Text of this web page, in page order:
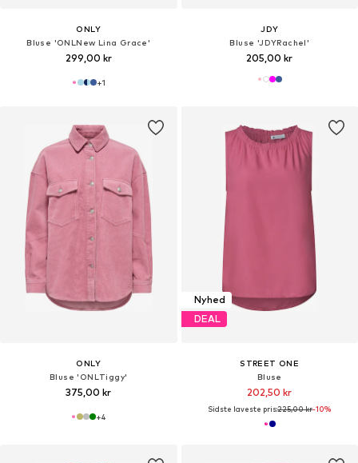
ONLY
Bluse 'ONLNew Lina Grace'
299,00 kr
+1
JDY
Bluse 'JDYRachel'
205,00 kr
ONLY
Bluse 'ONLTiggy'
375,00 kr
+4
Nyhed
DEAL
STREET ONE
Bluse
202,50 kr
Sidste laveste pris:225,00 kr-10%